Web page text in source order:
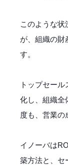
このような状
が、組織の財
す。
トップセー
化し、組織全
度も、営業の
イノーバは
築方法と、セ